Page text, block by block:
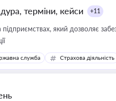
терміни, кейси +11
який дозволяє
служба Страхова діяльність